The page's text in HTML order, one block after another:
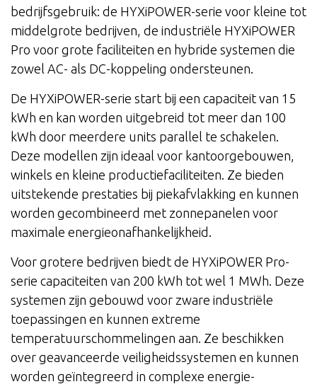
bedrijfsgebruik: de HYXiPOWER-serie voor kleine tot
middelgrote bedrijven, de industriële HYXiPOWER
Pro voor grote faciliteiten en hybride systemen die
zowel AC- als DC-koppeling ondersteunen.
De HYXiPOWER-serie start bij een capaciteit van 15
kWh en kan worden uitgebreid tot meer dan 100
kWh door meerdere units parallel te schakelen.
Deze modellen zijn ideaal voor kantoorgebouwen,
winkels en kleine productiefaciliteiten. Ze bieden
uitstekende prestaties bij piekafvlakking en kunnen
worden gecombineerd met zonnepanelen voor
maximale energieonafhankelijkheid.
Voor grotere bedrijven biedt de HYXiPOWER Pro-
serie capaciteiten van 200 kWh tot wel 1 MWh. Deze
systemen zijn gebouwd voor zware industriële
toepassingen en kunnen extreme
temperatuurschommelingen aan. Ze beschikken
over geavanceerde veiligheidssystemen en kunnen
worden geïntegreerd in complexe energie-